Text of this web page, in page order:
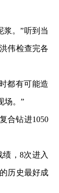
浆。”听到当
伟检查完各
都有可能造
场。”
合钻进1050
，8次进入
历史最好成